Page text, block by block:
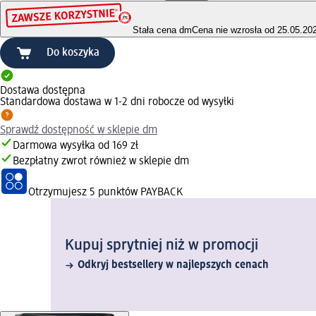
Stała cena dmCena nie wzrosła od
Do koszyka
Dostawa dostępna
Standardowa dostawa w 1-2 dni robocze od wysyłki
Sprawdź dostępność w sklepie dm
Darmowa wysyłka od 169 zł
Bezpłatny zwrot również w sklepie dm
Otrzymujesz 5 punktów PAYBACK
Kupuj sprytniej niż w promocji
Odkryj bestsellery w najlepszych cenach